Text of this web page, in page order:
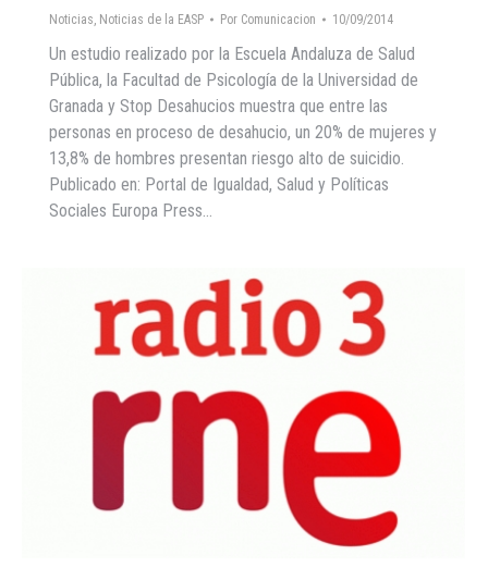
Noticias, Noticias de la EASP Por Comunicacion 10/09/2014
Un estudio realizado por la Escuela Andaluza de Salud
Pública, la Facultad de Psicología de la Universidad de
Granada y Stop Desahucios muestra que entre las
personas en proceso de desahucio, un 20% de mujeres y
13,8% de hombres presentan riesgo alto de suicidio.
Publicado en: Portal de Igualdad, Salud y Políticas
Sociales Europa Press…